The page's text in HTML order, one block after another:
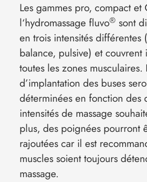
Les gammes pro, compact et
l‘hydromassage fluvo® sont
en trois intensités différentes
balance, pulsive) et couvrent
toutes les zones musculaires.
d’implantation des buses
déterminées en fonction des
intensités de massage
plus, des poignées pourront
rajoutées car il est
muscles soient toujours
massage.